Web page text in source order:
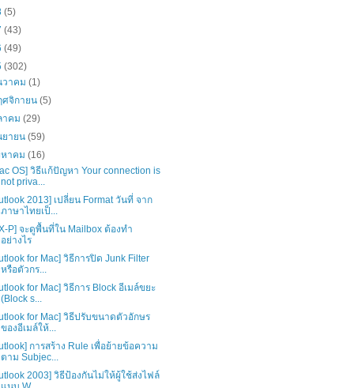
(5)
(43)
(49)
(302)
วาคม(1)
ศจิกายน(5)
าคม(29)
ยายน(59)
หาคม(16)
OS] วิธีแก้ปัญหา Your connection is
not priva...
2013] เปลี่ยน Format วันที่ จาก
ภาษาไทยเป็...
P] จะดูพื้นที่ใน Mailbox ต้องทำ
อย่างไร
for Mac] วิธีการปิด Junk Filter
หรือตัวกร...
for Mac] วิธีการ Block อีเมล์ขยะ
(Block s...
for Mac] วิธีปรับขนาดตัวอักษร
ของอีเมล์ให้...
การสร้าง Rule เพื่อย้ายข้อความ
ตาม Subjec...
2003] วิธีป้องกันไม่ให้ผู้ใช้ส่งไฟล์